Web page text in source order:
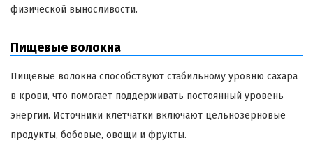
физической выносливости.
Пищевые волокна
Пищевые волокна способствуют стабильному уровню сахара
в крови, что помогает поддерживать постоянный уровень
энергии. Источники клетчатки включают цельнозерновые
продукты, бобовые, овощи и фрукты.